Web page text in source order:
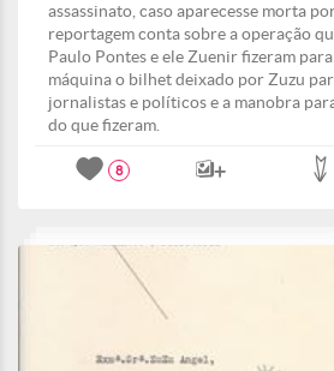
assassinato, caso aparecesse morta
reportagem conta sobre a operação
Paulo Pontes e ele Zuenir fizeram
máquina o bilhet deixado por Zuzu
jornalistas e políticos e a manobra
do que fizeram.
8